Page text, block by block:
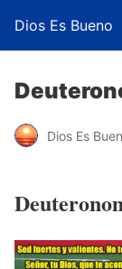
Dios Es Bueno
Dios Es